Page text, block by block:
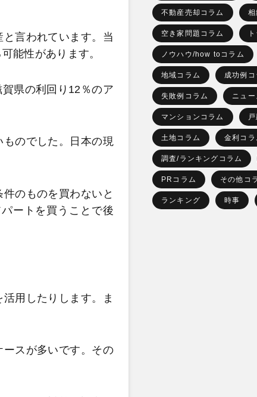
言われています。当
能性があります。
県の利回り12％のア
のでした。日本の現
のものを買わないと
ートを買うことで後
用したりします。ま
スが多いです。その
不動産売却コラム 相
空き家問題コラム
ノウハウ/how toコラム
地域コラム 成功例コ
失敗例コラム ニュ
マンションコラム
土地コラム 金利コラ
調査/ランキングコラム
PRコラム その他コ
ランキング 時事